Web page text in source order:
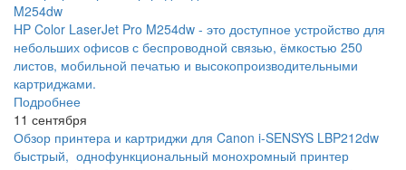
M254dw
HP Color LaserJet Pro M254dw - это доступное устройство для
небольших офисов с беспроводной связью, ёмкостью 250
листов, мобильной печатью и высокопроизводительными
картриджами.
Подробнее
11 сентября
Обзор принтера и картриджи для Canon i-SENSYS LBP212dw
быстрый, однофункциональный монохромный принтер